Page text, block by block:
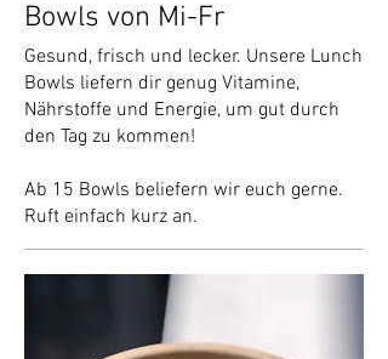
Bowls von Mi-Fr
Gesund, frisch und lecker. Unsere Lunch
Bowls liefern dir genug Vitamine,
Nährstoffe und Energie, um gut durch
den Tag zu kommen!
Ab 15 Bowls beliefern wir euch gerne.
Ruft einfach kurz an.